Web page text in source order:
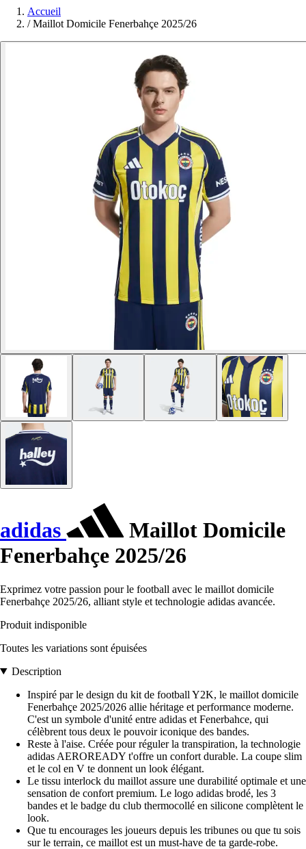
Accueil
/ Maillot Domicile Fenerbahçe 2025/26
adidas
Maillot Domicile
Fenerbahçe 2025/26
Exprimez votre passion pour le football avec le maillot domicile
Fenerbahçe 2025/26, alliant style et technologie adidas avancée.
Produit indisponible
Toutes les variations sont épuisées
Description
Inspiré par le design du kit de football Y2K, le maillot domicile
Fenerbahçe 2025/2026 allie héritage et performance moderne.
C'est un symbole d'unité entre adidas et Fenerbahce, qui
célèbrent tous deux le pouvoir iconique des bandes.
Reste à l'aise. Créée pour réguler la transpiration, la technologie
adidas AEROREADY t'offre un confort durable. La coupe slim
et le col en V te donnent un look élégant.
Le tissu interlock du maillot assure une durabilité optimale et une
sensation de confort premium. Le logo adidas brodé, les 3
bandes et le badge du club thermocollé en silicone complètent le
look.
Que tu encourages les joueurs depuis les tribunes ou que tu sois
sur le terrain, ce maillot est un must-have de ta garde-robe.